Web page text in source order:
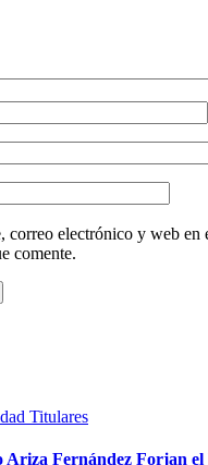
correo electrónico y web en
comente.
Titulares
Ariza Fernández Forjan